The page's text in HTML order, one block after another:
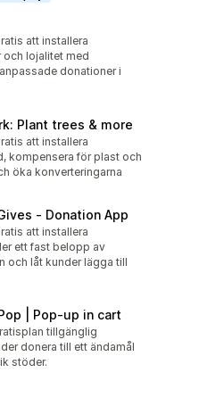
totalt
att installera
och lojalitet med
donationer i
Plant trees & more
totalt
att installera
kompensera för plast och
öka konverteringarna
‑ Donation App
totalt
att installera
ett fast belopp av
och låt kunder lägga till
| Pop‑up in cart
totalt tillgänglig
donera till ett ändamål
stöder.